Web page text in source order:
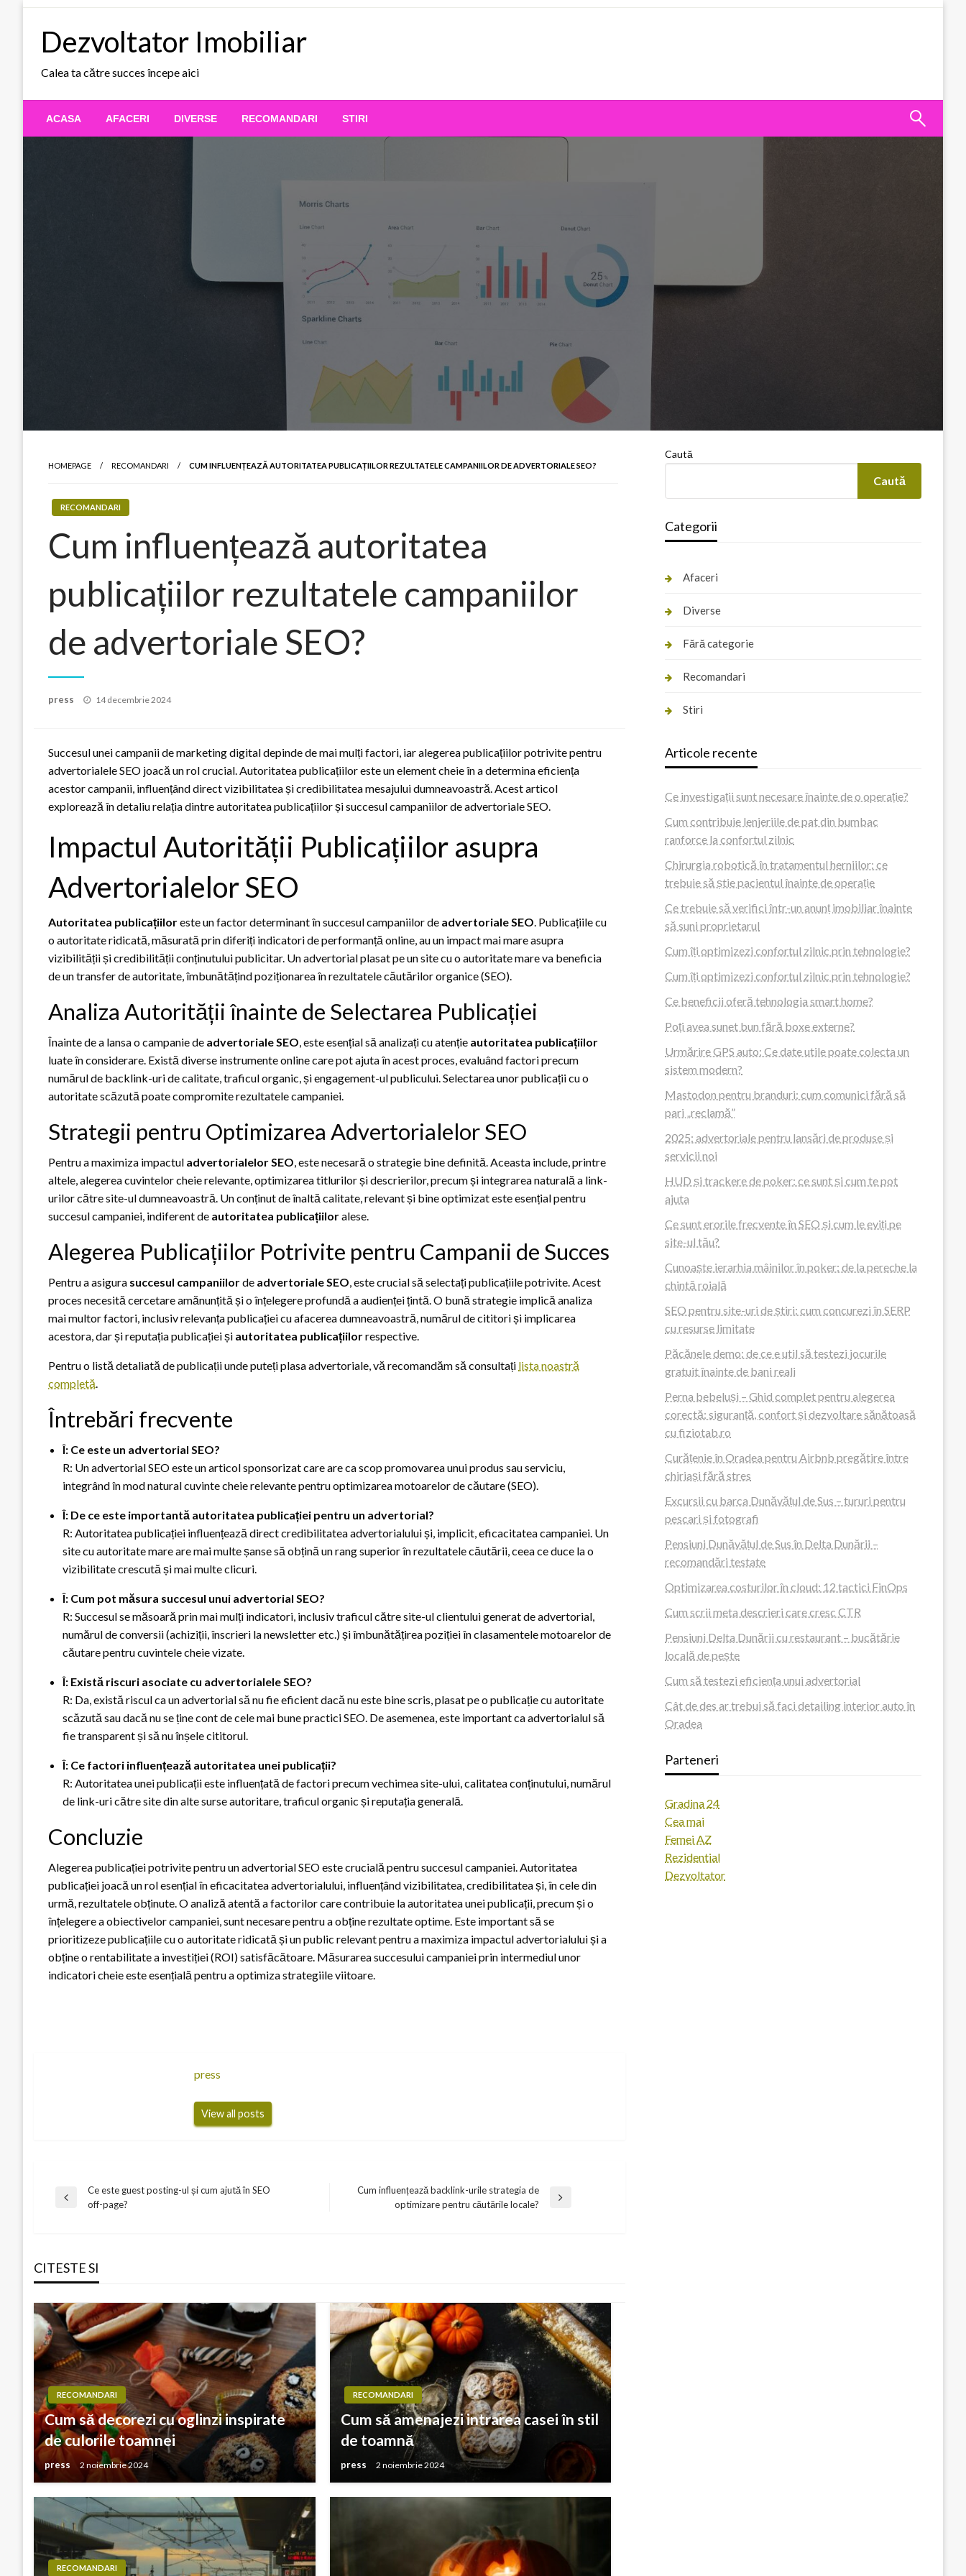
Dezvoltator Imobiliar
Calea ta către succes începe aici
ACASA AFACERI DIVERSE RECOMANDARI STIRI
HOMEPAGE RECOMANDARI CUM INFLUENȚEAZĂ AUTORITATEA PUBLICAȚIILOR REZULTATELE CAMPANIILOR DE ADVERTORIALE SEO?
RECOMANDARI
Cum influențează autoritatea
publicațiilor rezultatele campaniilor
de advertoriale SEO?
press
Posted
14 decembrie 2024
Succesul unei campanii de marketing digital depinde de mai mulți factori, iar alegerea publicațiilor potrivite pentru
advertorialele SEO joacă un rol crucial. Autoritatea publicațiilor este un element cheie în a determina eficiența
acestor campanii, influențând direct vizibilitatea și credibilitatea mesajului dumneavoastră. Acest articol
explorează în detaliu relația dintre autoritatea publicațiilor și succesul campaniilor de advertoriale SEO.
Impactul Autorității Publicațiilor asupra
Advertorialelor SEO
Autoritatea publicațiiloreste un factor determinant în succesul campaniilor de advertoriale SEO. Publicațiile cu
o autoritate ridicată, măsurată prin diferiți indicatori de performanță online, au un impact mai mare asupra
vizibilității și credibilității conținutului publicitar. Un advertorial plasat pe un site cu o autoritate mare va beneficia
de un transfer de autoritate, îmbunătățind poziționarea în rezultatele căutărilor organice (SEO).
Analiza Autorității înainte de Selectarea Publicației
Înainte de a lansa o campanie de advertoriale SEO, este esențial să analizați cu atenție autoritatea publicațiilor
luate în considerare. Există diverse instrumente online care pot ajuta în acest proces, evaluând factori precum
numărul de backlink-uri de calitate, traficul organic, și engagement-ul publicului. Selectarea unor publicații cu o
autoritate scăzută poate compromite rezultatele campaniei.
Strategii pentru Optimizarea Advertorialelor SEO
Pentru a maximiza impactul advertorialelor SEO, este necesară o strategie bine definită. Aceasta include, printre
altele, alegerea cuvintelor cheie relevante, optimizarea titlurilor și descrierilor, precum și integrarea naturală a link-
urilor către site-ul dumneavoastră. Un conținut de înaltă calitate, relevant și bine optimizat este esențial pentru
succesul campaniei, indiferent de autoritatea publicațiiloralese.
Alegerea Publicațiilor Potrivite pentru Campanii de Succes
Pentru a asigura succesul campaniilorde advertoriale SEO, este crucial să selectați publicațiile potrivite. Acest
proces necesită cercetare amănunțită și o înțelegere profundă a audienței țintă. O bună strategie implică analiza
mai multor factori, inclusiv relevanța publicației cu afacerea dumneavoastră, numărul de cititori și implicarea
acestora, dar și reputația publicației și autoritatea publicațiilorrespective.
Pentru o listă detaliată de publicații unde puteți plasa advertoriale, vă recomandăm să consultați lista noastră
completă.
Întrebări frecvente
Î: Ce este un advertorial SEO?
R: Un advertorial SEO este un articol sponsorizat care are ca scop promovarea unui produs sau serviciu,
integrând în mod natural cuvinte cheie relevante pentru optimizarea motoarelor de căutare (SEO).
Î: De ce este importantă autoritatea publicației pentru un advertorial?
R: Autoritatea publicației influențează direct credibilitatea advertorialului și, implicit, eficacitatea campaniei. Un
site cu autoritate mare are mai multe șanse să obțină un rang superior în rezultatele căutării, ceea ce duce la o
vizibilitate crescută și mai multe clicuri.
Î: Cum pot măsura succesul unui advertorial SEO?
R: Succesul se măsoară prin mai mulți indicatori, inclusiv traficul către site-ul clientului generat de advertorial,
numărul de conversii (achiziții, înscrieri la newsletter etc.) și îmbunătățirea poziției în clasamentele motoarelor de
căutare pentru cuvintele cheie vizate.
Î: Există riscuri asociate cu advertorialele SEO?
R: Da, există riscul ca un advertorial să nu fie eficient dacă nu este bine scris, plasat pe o publicație cu autoritate
scăzută sau dacă nu se ține cont de cele mai bune practici SEO. De asemenea, este important ca advertorialul să
fie transparent și să nu înșele cititorul.
Î: Ce factori influențează autoritatea unei publicații?
R: Autoritatea unei publicații este influențată de factori precum vechimea site-ului, calitatea conținutului, numărul
de link-uri către site din alte surse autoritare, traficul organic și reputația generală.
Concluzie
Alegerea publicației potrivite pentru un advertorial SEO este crucială pentru succesul campaniei. Autoritatea
publicației joacă un rol esențial în eficacitatea advertorialului, influențând vizibilitatea, credibilitatea și, în cele din
urmă, rezultatele obținute. O analiză atentă a factorilor care contribuie la autoritatea unei publicații, precum și o
înțelegere a obiectivelor campaniei, sunt necesare pentru a obține rezultate optime. Este important să se
prioritizeze publicațiile cu o autoritate ridicată și un public relevant pentru a maximiza impactul advertorialului și a
obține o rentabilitate a investiției (ROI) satisfăcătoare. Măsurarea succesului campaniei prin intermediul unor
indicatori cheie este esențială pentru a optimiza strategiile viitoare.
press
View all posts
Navigare
articole
Previous
Ce este guest posting-ul și cum ajută în SEO
off-page?
Cum influențează backlink-urile strategia de
optimizare pentru căutările locale?
CITESTE SI
RECOMANDARI
Cum să decorezi cu oglinzi inspirate
de culorile toamnei
press 2 noiembrie 2024
RECOMANDARI
Cum să amenajezi intrarea casei în stil
de toamnă
press 2 noiembrie 2024
RECOMANDARI
Caută
Caută
Categorii
Afaceri
Diverse
Fără categorie
Recomandari
Stiri
Articole recente
Ce investigații sunt necesare înainte de o operație?
Cum contribuie lenjeriile de pat din bumbac
ranforce la confortul zilnic
Chirurgia robotică în tratamentul herniilor: ce
trebuie să știe pacientul înainte de operație
Ce trebuie să verifici într-un anunț imobiliar înainte
să suni proprietarul
Cum îți optimizezi confortul zilnic prin tehnologie?
Cum îți optimizezi confortul zilnic prin tehnologie?
Ce beneficii oferă tehnologia smart home?
Poți avea sunet bun fără boxe externe?
Urmărire GPS auto: Ce date utile poate colecta un
sistem modern?
Mastodon pentru branduri: cum comunici fără să
pari „reclamă”
2025: advertoriale pentru lansări de produse și
servicii noi
HUD și trackere de poker: ce sunt și cum te pot
ajuta
Ce sunt erorile frecvente în SEO și cum le eviți pe
site-ul tău?
Cunoaște ierarhia mâinilor în poker: de la pereche la
chintă roială
SEO pentru site-uri de știri: cum concurezi în SERP
cu resurse limitate
Păcănele demo: de ce e util să testezi jocurile
gratuit înainte de bani reali
Perna bebeluși – Ghid complet pentru alegerea
corectă: siguranță, confort și dezvoltare sănătoasă
cu fiziotab.ro
Curățenie în Oradea pentru Airbnb pregătire între
chiriași fără stres
Excursii cu barca Dunăvățul de Sus – tururi pentru
pescari și fotografi
Pensiuni Dunăvățul de Sus în Delta Dunării –
recomandări testate
Optimizarea costurilor în cloud: 12 tactici FinOps
Cum scrii meta descrieri care cresc CTR
Pensiuni Delta Dunării cu restaurant – bucătărie
locală de pește
Cum să testezi eficiența unui advertorial
Cât de des ar trebui să faci detailing interior auto în
Oradea
Parteneri
Gradina 24
Cea mai
Femei AZ
Rezidential
Dezvoltator